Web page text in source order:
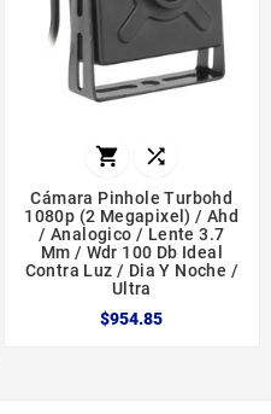
 
Cámara Pinhole Turbohd
1080p (2 Megapixel) / Ahd
/ Analogico / Lente 3.7
Mm / Wdr 100 Db Ideal
Contra Luz / Dia Y Noche /
Ultra
$954.85